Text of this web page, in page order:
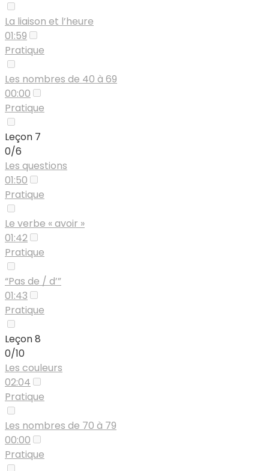
La liaison et l’heure
01:59
Pratique
Les nombres de 40 à 69
00:00
Pratique
Leçon 7
0/6
Les questions
01:50
Pratique
Le verbe « avoir »
01:42
Pratique
“Pas de / d’”
01:43
Pratique
Leçon 8
0/10
Les couleurs
02:04
Pratique
Les nombres de 70 à 79
00:00
Pratique